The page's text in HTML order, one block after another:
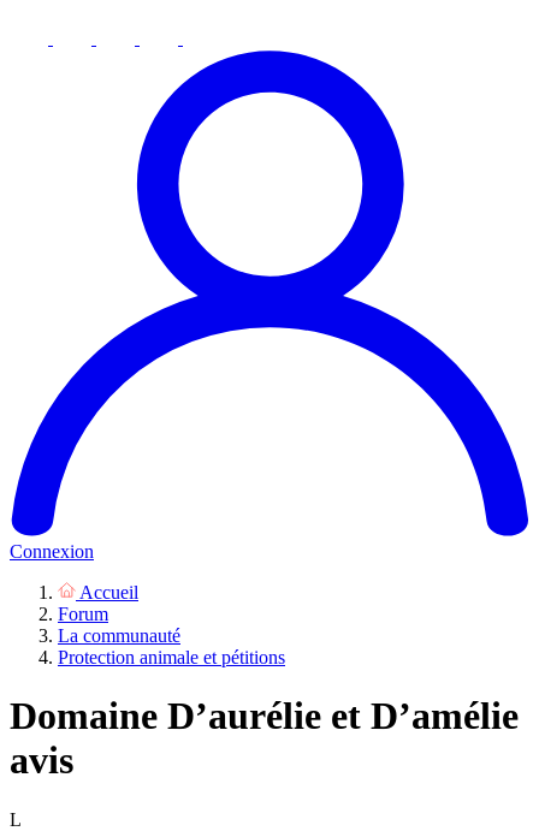
Connexion
Accueil
Forum
La communauté
Protection animale et pétitions
Domaine D’aurélie et D’amélie
avis
L